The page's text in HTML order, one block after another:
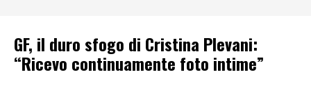
GF, il duro sfogo di Cristina Plevani:
“Ricevo continuamente foto intime”